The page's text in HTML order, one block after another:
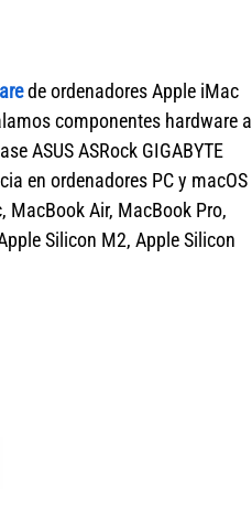
de ordenadores Apple iMac
componentes hardware a
ASUS ASRock GIGABYTE
en ordenadores PC y macOS
MacBook Air, MacBook Pro,
Silicon M2, Apple Silicon